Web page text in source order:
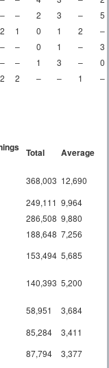
– – 2 3 –
5
2 1 0 1 2
–
– – 0 1 –
3
– – 1 3 –
0
2 2 – – 1 –
Total Average
368,003 12,690
249,111 9,964
286,508 9,880
188,648 7,256
153,494 5,685
140,393 5,200
58,951
3,684
85,284
3,411
87,794
3,377